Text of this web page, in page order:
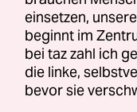
Miersch denkt
für die
Bund-Länder-
um die
einsetzen,
beginnt im
bei taz zahl ich
die linke,
bevor sie